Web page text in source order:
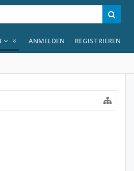
ANMELDEN REGISTRIEREN